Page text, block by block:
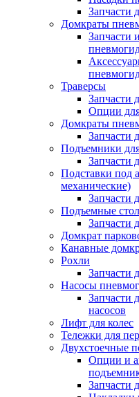
Запчасти
Домкраты
Запчасти
Траверсы
Запчасти
Опции
Домкраты
Запчасти
Подъемники
Запчасти
Подставки под
механические)
Запчасти
Подъемные
Запчасти
Домкрат
Канавные
Рохли
Запчасти
Насосы
Запчасти
насосов
Лифт для колес
Тележки для
Двухстоечные
Опции и
Запчасти